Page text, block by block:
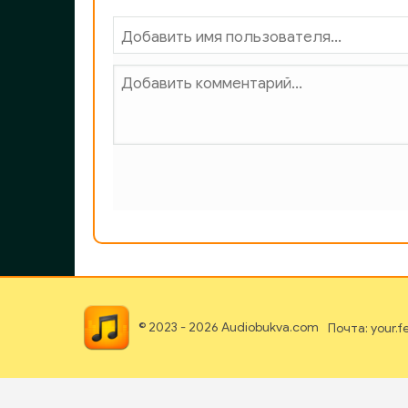
02_18_Deystvuyuschie_litsa_i_ispolniteli
02_19_Deystvuyuschie_litsa_i_ispolniteli
02_25_Deystvuyuschie_litsa_i_ispolniteli
© 2023 - 2026 Audiobukva.com Почта: